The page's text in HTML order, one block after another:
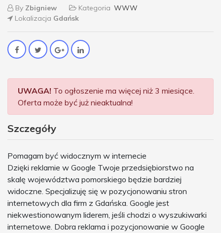
By Zbigniew Kategoria WWW
Lokalizacja Gdańsk
UWAGA! To ogłoszenie ma więcej niż 3 miesiące.
Oferta może być już nieaktualna!
Szczegóły
Pomagam być widocznym w internecie
Dzięki reklamie w Google Twoje przedsiębiorstwo na
skalę województwa pomorskiego będzie bardziej
widoczne. Specjalizuję się w pozycjonowaniu stron
internetowych dla firm z Gdańska. Google jest
niekwestionowanym liderem, jeśli chodzi o wyszukiwarki
internetowe. Dobra reklama i pozycjonowanie w Google